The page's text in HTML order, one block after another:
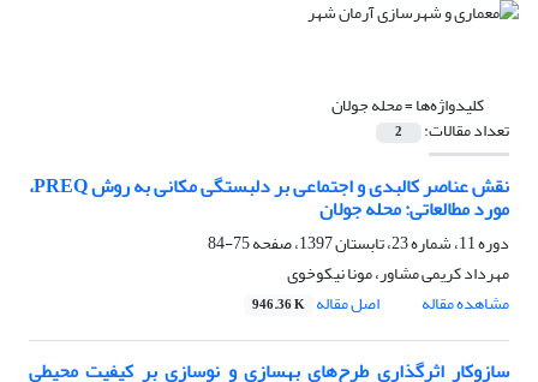
کلیدواژه‌ها =محله جولان
تعداد مقالات: 2
نقش عناصر کالبدی و اجتماعی بر دلبستگی مکانی به روش PREQ،
مورد مطالعاتی: محله جولان
دوره 11، شماره 23، تابستان 1397، صفحه
75-84
مهرداد کریمی مشاور، مونا نیکوخوی
مشاهده مقاله
اصل مقاله 946.36 K
سازوکار اثرگذاری طرح‌های بهسازی و نوسازی بر کیفیت محیطی